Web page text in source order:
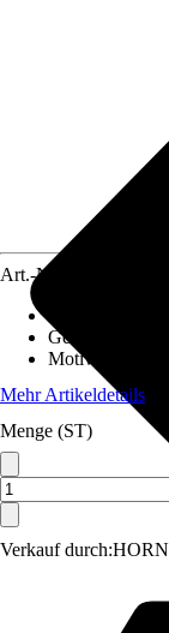
Verkauf durch:
Art.-Nr.
Gewicht
Motivkategorie
Mehr Artikeldetails
Menge (ST)